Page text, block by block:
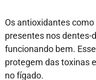
Os antioxidantes
presentes nos dentes-
funcionando bem.
protegem das toxinas
no fígado.